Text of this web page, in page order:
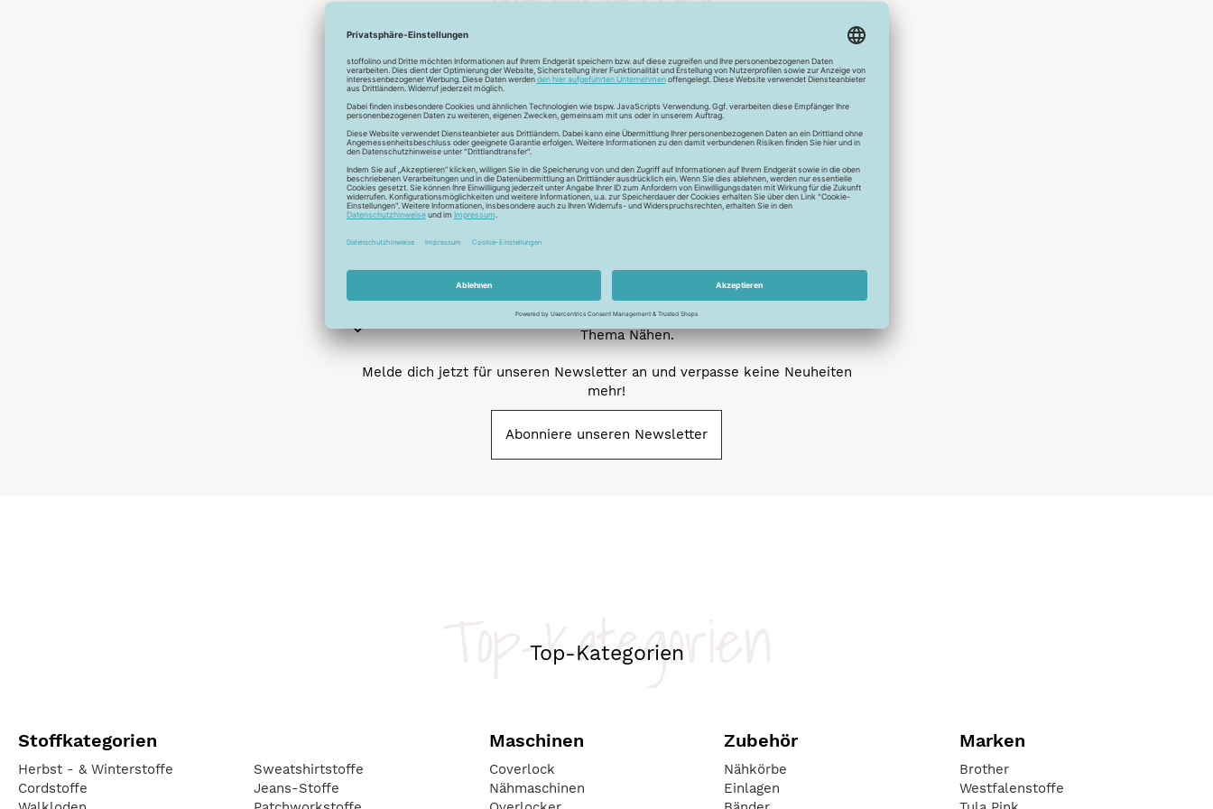
Abonniere jetzt unseren exklusiven Newsletter und profitiere von zahlreichen
Aktionen und Rabatte: Als Newsletter Abonnent erfährst du als erstes
von unseren Aktionen und Rabatten!
Neue Stoffe entdecken: Wir informieren dich regelmäßig über die
neuesten Stofftrends der Saison. Plane mit uns deine neuen
Nähprojekte.
Inspiration: Lass dich von unseren kreativen Ideen und Nähbeispielen
inspirieren! Wir teilen mit dir unsere DIY-Ideen und verraten dir die
Veranstaltungen: Kein Event ohne dich! Denn du erfährst vor allen
anderen von unseren geplanten Events.
Gewinnspiele: Sichere dir deine Chance auf tolle Preise rund um das
Thema Nähen.
Melde dich jetzt für unseren Newsletter an und verpasse keine Neuheiten
mehr!
Abonniere unseren Newsletter
Top-Kategorien
Top-Kategorien
Stoffkategorien
Herbst - & Winterstoffe
Cordstoffe
Sweatshirtstoffe
Jeans-Stoffe
Maschinen
Coverlock
Nähmaschinen
Zubehör
Nähkörbe
Einlagen
Marken
Brother
Westfalenstoffe